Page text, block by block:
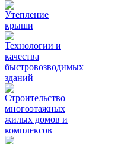
Утепление
крыши
Технологии и
качества
быстровозводимых
зданий
Строительство
многоэтажных
жилых домов и
комплексов